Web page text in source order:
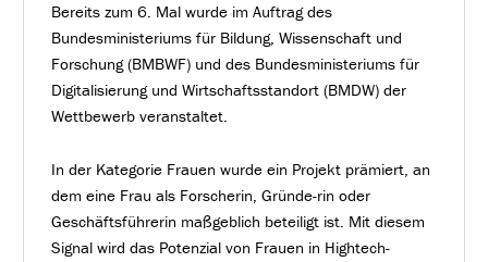
Bereits zum 6. Mal wurde im Auftrag des
Bundesministeriums für Bildung, Wissenschaft und
Forschung (BMBWF) und des Bundesministeriums für
Digitalisierung und Wirtschaftsstandort (BMDW) der
Wettbewerb veranstaltet.
In der Kategorie Frauen wurde ein Projekt prämiert, an
dem eine Frau als Forscherin, Gründe-rin oder
Geschäftsführerin maßgeblich beteiligt ist. Mit diesem
Signal wird das Potenzial von Frauen in Hightech-